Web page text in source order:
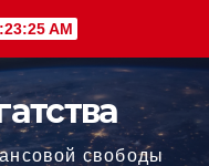
AM
свободы